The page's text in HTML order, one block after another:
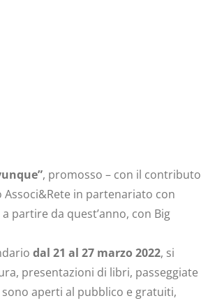
, promosso – con il contributo
Associ&Rete in partenariato con
partire da quest’anno, con Big
dal 21 al 27 marzo 2022, si
presentazioni di libri, passeggiate
aperti al pubblico e gratuiti,